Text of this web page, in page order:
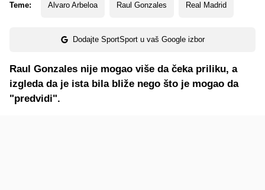
Teme: Alvaro Arbeloa Raul Gonzales Real Madrid
Dodajte SportSport u vaš Google izbor
Raul Gonzales nije mogao više da čeka priliku, a
izgleda da je ista bila bliže nego što je mogao da
"predvidi".